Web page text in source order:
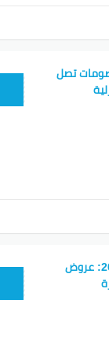
تصل
كود خصم دايسون يوليو 2026: عروض